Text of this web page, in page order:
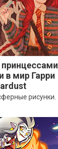
в мир Гарри
рисунки.